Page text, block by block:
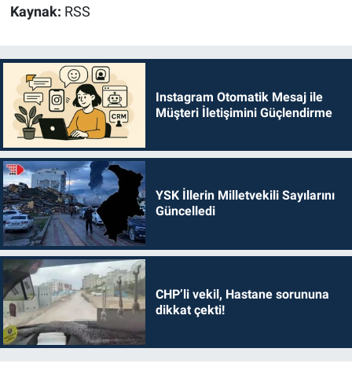
Kaynak: RSS
Instagram Otomatik Mesaj ile
Müşteri İletişimini Güçlendirme
YSK İllerin Milletvekili Sayılarını
Güncelledi
CHP’li vekil, Hastane sorununa
dikkat çekti!